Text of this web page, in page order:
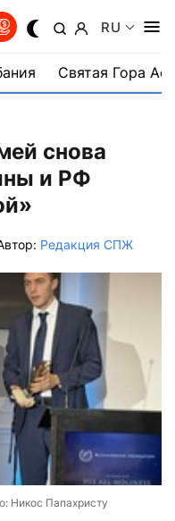
RU
Святая Гора
снова
и РФ
Редакция СПЖ
Никос Папахристу